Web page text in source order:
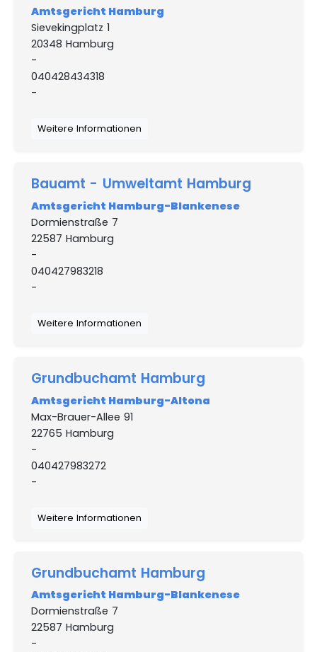
Amtsgericht Hamburg
Sievekingplatz 1
20348 Hamburg
-
040428434318
-
Weitere Informationen
Bauamt - Umweltamt Hamburg
Amtsgericht Hamburg-Blankenese
Dormienstraße 7
22587 Hamburg
-
040427983218
-
Weitere Informationen
Grundbuchamt Hamburg
Amtsgericht Hamburg-Altona
Max-Brauer-Allee 91
22765 Hamburg
-
040427983272
-
Weitere Informationen
Grundbuchamt Hamburg
Amtsgericht Hamburg-Blankenese
Dormienstraße 7
22587 Hamburg
-